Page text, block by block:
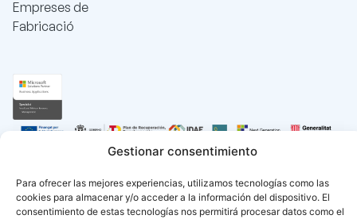
Gestionar consentimiento
Para ofrecer las mejores experiencias, utilizamos tecnologías como las
cookies para almacenar y/o acceder a la información del dispositivo. El
consentimiento de estas tecnologías nos permitirá procesar datos como el
Empreses de
Fabricació